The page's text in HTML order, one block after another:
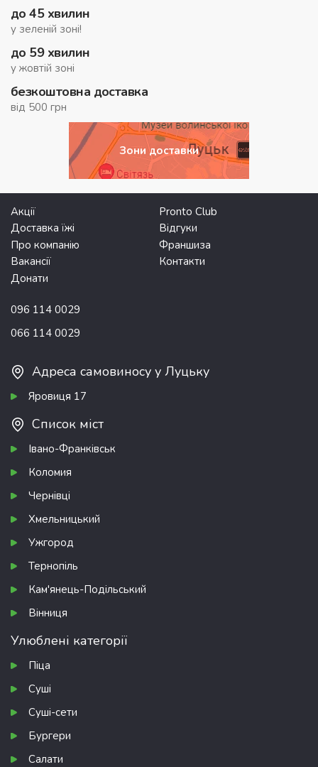
до 45 хвилин
у зеленій зоні!
до 59 хвилин
у жовтій зоні
безкоштовна доставка
від 500 грн
Зони доставки
Акції
Pronto Club
Доставка їжі
Відгуки
Про компанію
Франшиза
Вакансії
Контакти
Донати
096 114 0029
066 114 0029
Адреса самовиносу у Луцьку
Яровиця 17
Список міст
Івано-Франківськ
Коломия
Чернівці
Хмельницький
Ужгород
Тернопіль
Кам'янець-Подільський
Вінниця
Улюблені категорії
Піца
Суші
Суші-сети
Бургери
Салати